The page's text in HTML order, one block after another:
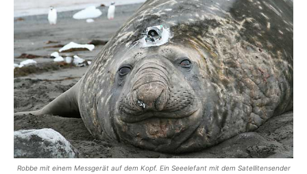
Robbe mit einem Messgerät auf dem Kopf. Ein Seeelefant mit dem Satellitensender